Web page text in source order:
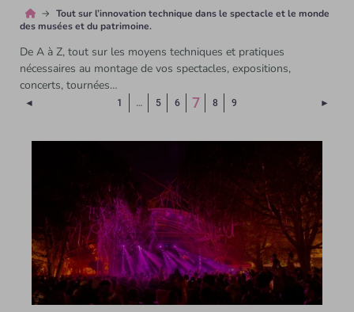
Tout sur l’innovation technique dans le spectacle et le monde
des musées et du patrimoine.
De A à Z, tout sur les moyens techniques et pratiques
nécessaires au montage de vos spectacles, expositions,
concerts, tournées…
◄ 1 … 5 6 7(Page courante)
8 9 ►